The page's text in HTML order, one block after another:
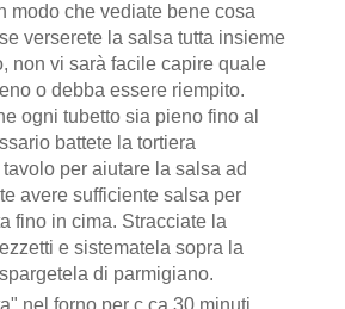
modo che vediate bene cosa
verserete la salsa tutta insieme
non vi sarà facile capire quale
o debba essere riempito.
ogni tubetto sia pieno fino al
battete la tortiera
per aiutare la salsa ad
avere sufficiente salsa per
fino in cima. Stracciate la
e sistematela sopra la
di parmigiano.